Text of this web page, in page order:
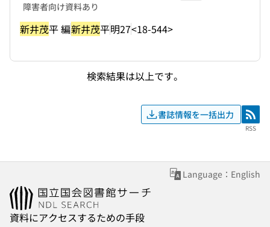
障害者向け資料あり
新井茂平 編新井茂平明27<18-544>
検索結果は以上です。
書誌情報を一括出力 RSS
RSS
Language：English
資料にアクセスするための手段